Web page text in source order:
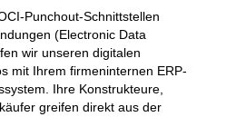
Punchout-Schnittstellen
(Electronic Data
wir unseren digitalen
mit Ihrem firmeninternen ERP-
Ihre Konstrukteure,
greifen direkt aus der